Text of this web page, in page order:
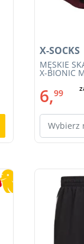
MĘSKIE
X-BIONIC
R019)
X-SOCKS
6,99
Wybierz